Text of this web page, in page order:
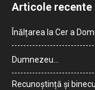
Articole recente
Înălțarea la Cer a
Dumnezeu…
Recunoștință și